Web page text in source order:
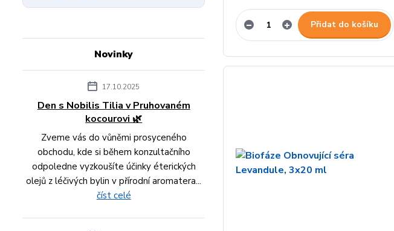
Přidat do košíku
Novinky
17.10.2025
Den s Nobilis Tilia v Pruhovaném
kocourovi 🌿
Zveme vás do vůněmi prosyceného
obchodu, kde si během konzultačního
odpoledne vyzkoušíte účinky éterických
olejů z léčivých bylin v přírodní aromatera...
číst celé